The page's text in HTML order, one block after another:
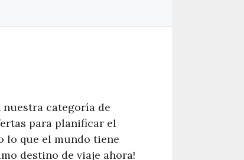
nuestra categoría de
para planificar el
lo que el mundo tiene
destino de viaje ahora!